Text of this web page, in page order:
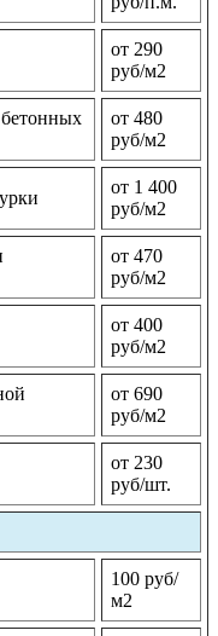
от 290
руб/м2
от 480
руб/м2
от 1 400
руб/м2
от 470
руб/м2
от 400
руб/м2
от 690
руб/м2
от 230
руб/шт.
100 руб/
м2